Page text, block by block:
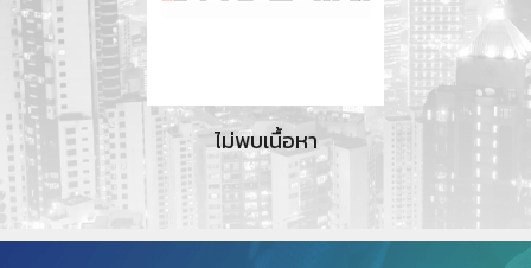
ไม่พบเนื้อหา